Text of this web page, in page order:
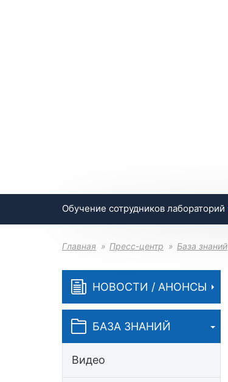
Обучение сотрудников лабораторий
Главная Пресс-центр База знаний
НОВОСТИ / АНОНСЫ
БАЗА ЗНАНИЙ
Видео